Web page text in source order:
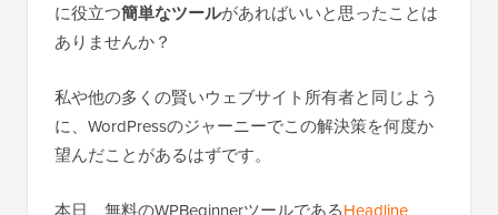
に役立つ簡単なツールがあればいいと思ったことは
ありませんか？
私や他の多くの賢いウェブサイト所有者と同じよう
に、WordPressのジャーニーでこの解決策を何度か
望んだことがあるはずです。